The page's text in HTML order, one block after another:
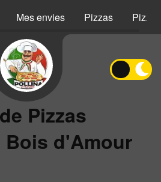
Mes envies Pizzas
Pizzas
Bois d'Amour